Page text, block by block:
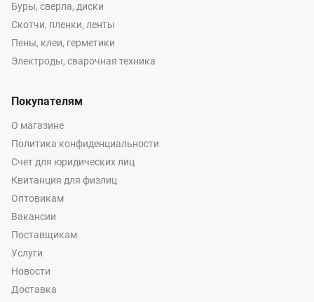
Буры, сверла, диски
Скотчи, пленки, ленты
Пены, клеи, герметики
Электроды, сварочная техника
Покупателям
О магазине
Политика конфиденциальности
Счет для юридических лиц
Квитанция для физлиц
Оптовикам
Вакансии
Поставщикам
Услуги
Новости
Доставка